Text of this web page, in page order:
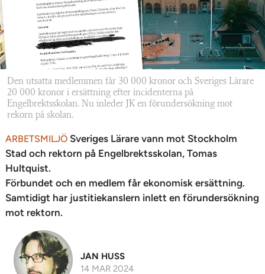
Den utsatta medlemmen får 30 000 kronor och Sveriges Lärare
20 000 kronor i ersättning efter incidenterna på
Engelbrektsskolan. Nu inleder JK en förundersökning mot
rekorn på skolan.
ARBETSMILJÖ Sveriges Lärare vann mot Stockholm
Stad och rektorn på Engelbrektsskolan, Tomas
Hultquist.
Förbundet och en medlem får ekonomisk ersättning.
Samtidigt har justitiekanslern inlett en förundersökning
mot rektorn.
JAN HUSS
14 MAR 2024